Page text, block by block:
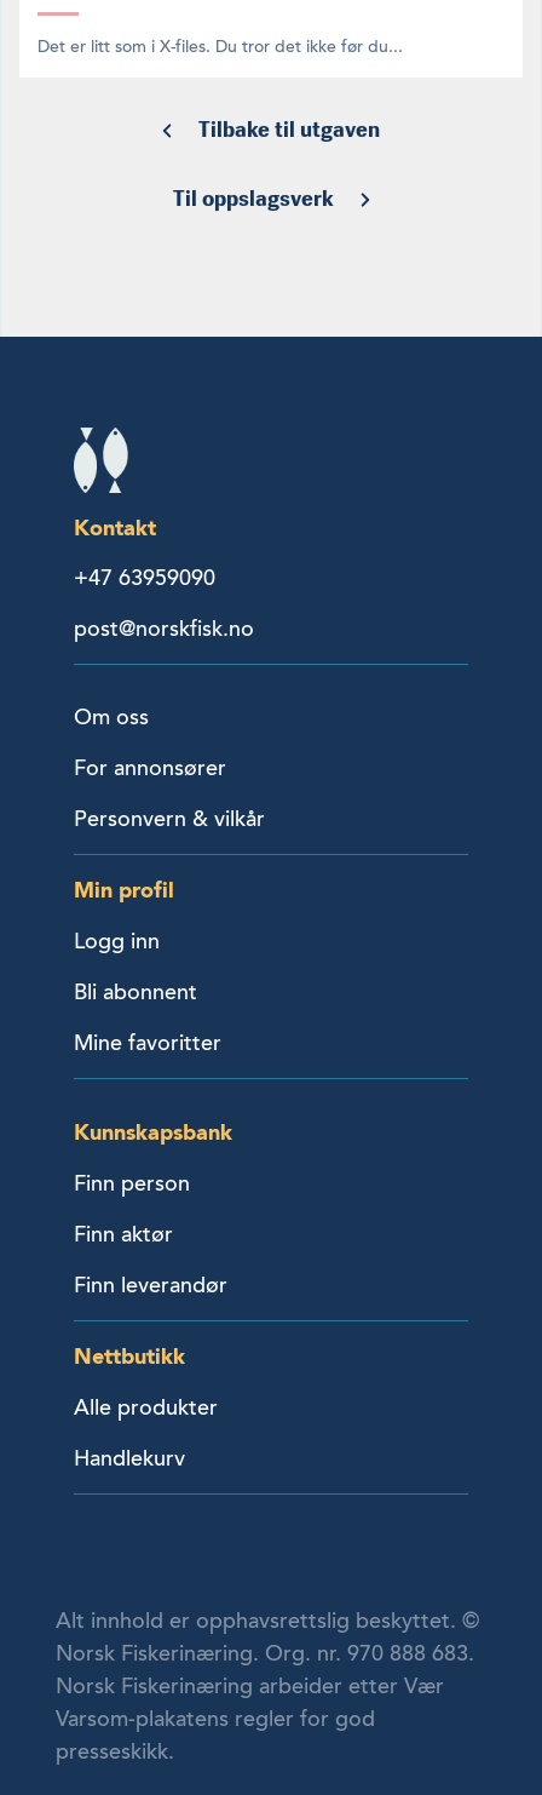
Det er litt som i X-files. Du tror det ikke før du...
Tilbake til utgaven
Til oppslagsverk
Kontakt
+47 63959090
post@norskfisk.no
Om oss
For annonsører
Personvern & vilkår
Min profil
Logg inn
Bli abonnent
Mine favoritter
Kunnskapsbank
Finn person
Finn aktør
Finn leverandør
Nettbutikk
Alle produkter
Handlekurv
Alt innhold er opphavsrettslig beskyttet. ©
Norsk Fiskerinæring. Org. nr. 970 888 683.
Norsk Fiskerinæring arbeider etter Vær
Varsom-plakatens regler for god
presseskikk.